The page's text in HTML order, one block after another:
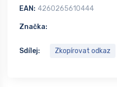
EAN: 4260265610444
Značka:
Sdílej: Zkopírovat odkaz